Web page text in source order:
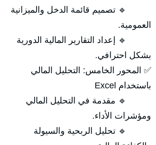
🔹 تصميم قائمة الدخل والميزانية
العمومية.
🔹 إعداد التقارير المالية الدورية
بشكل احترافي.
✅ المحور الخامس: التحليل المالي
باستخدام Excel
🔹 مقدمة في التحليل المالي
ومؤشرات الأداء.
🔹 تحليل الربحية والسيولة